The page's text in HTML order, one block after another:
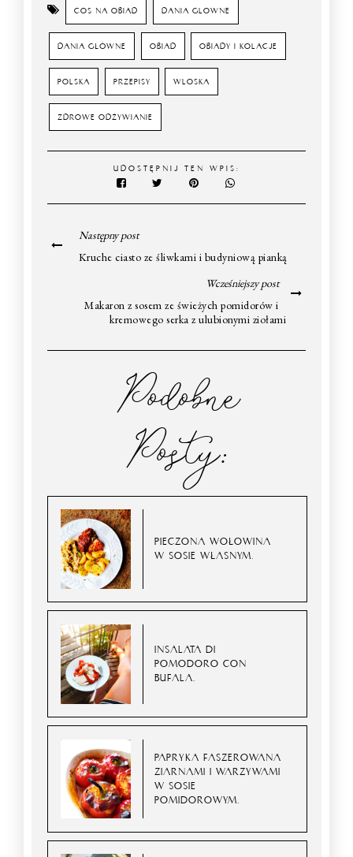
COS NA OBIAD DANIA GLOWNE
DANIA GŁÓWNE OBIAD OBIADY I KOLACJE
POLSKA PRZEPISY WLOSKA
ZDROWE ODŻYWIANIE
UDOSTĘPNIJ TEN WPIS:
Następny post
Kruche ciasto ze śliwkami i budyniową pianką
Wcześniejszy post
Makaron z sosem ze świeżych pomidorów i
kremowego serka z ulubionymi ziołami
Podobne
Posty:
PIECZONA WOŁOWINA
W SOSIE WŁASNYM.
INSALATA DI
POMODORO CON
BUFALA.
PAPRYKA FASZEROWANA
ZIARNAMI I WARZYWAMI
W SOSIE
POMIDOROWYM.